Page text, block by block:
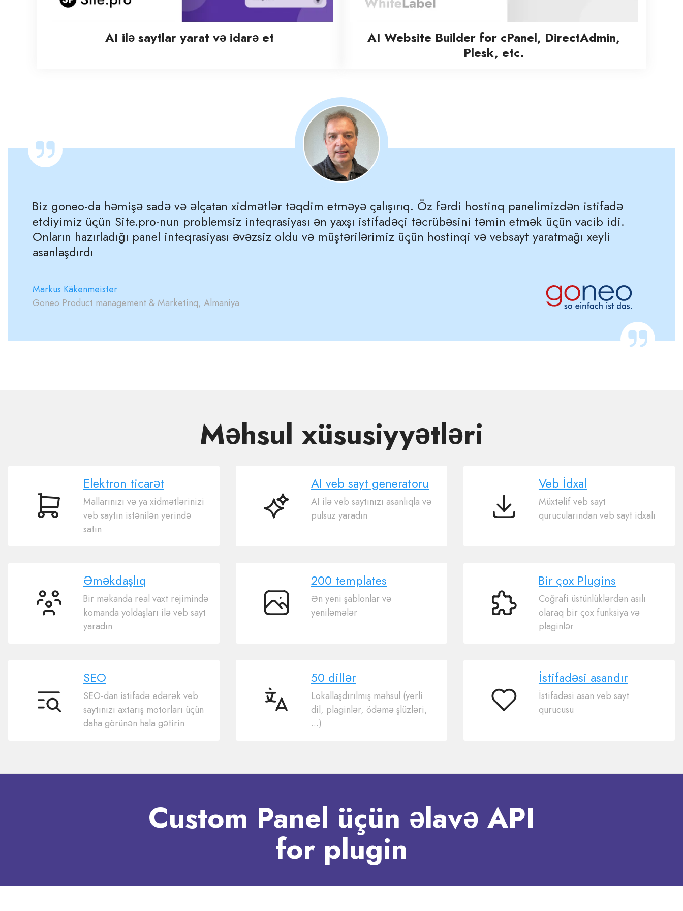
AI ilə saytlar yarat və idarə et
AI Website Builder for cPanel, DirectAdmin,
Plesk, etc.
Biz goneo-da həmişə sadə və əlçatan xidmətlər təqdim etməyə çalışırıq. Öz fərdi hostinq panelimizdən istifadə
etdiyimiz üçün Site.pro-nun problemsiz inteqrasiyası ən yaxşı istifadəçi təcrübəsini təmin etmək üçün vacib idi.
Onların hazırladığı panel inteqrasiyası əvəzsiz oldu və müştərilərimiz üçün hostinqi və vebsayt yaratmağı xeyli
asanlaşdırdı
Markus Käkenmeister
Goneo Product management & Marketinq, Almaniya
Məhsul xüsusiyyətləri
Elektron
Elektron ticarət
Mallarınızı və ya xidmətlərinizi
veb saytın istənilən yerində
satın
AI
AI veb sayt generatoru
AI ilə veb saytınızı asanlıqla və
pulsuz yaradın
Veb
Veb İdxal
Müxtəlif veb sayt
qurucularından veb sayt idxalı
Əməkdaşlıq
Əməkdaşlıq
Bir məkanda real vaxt rejimində
komanda yoldaşları ilə veb sayt
yaradın
200
200 templates
Ən yeni şablonlar və
yeniləmələr
Bir
Bir çox Plugins
Coğrafi üstünlüklərdən asılı
olaraq bir çox funksiya və
plaginlər
SEO
SEO
SEO-dan istifadə edərək veb
saytınızı axtarış motorları üçün
daha görünən hala gətirin
50
50 dillər
Lokallaşdırılmış məhsul (yerli
dil, plaginlər, ödəmə şlüzləri,
...)
İstifadəsi
İstifadəsi asandır
İstifadəsi asan veb sayt
qurucusu
Custom Panel üçün əlavə API
for plugin